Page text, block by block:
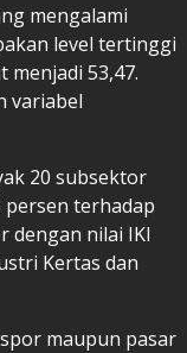
mengalami
level tertinggi
menjadi 53,47.
variabel
20 subsektor
terhadap
dengan nilai IKI
Kertas dan
maupun pasar